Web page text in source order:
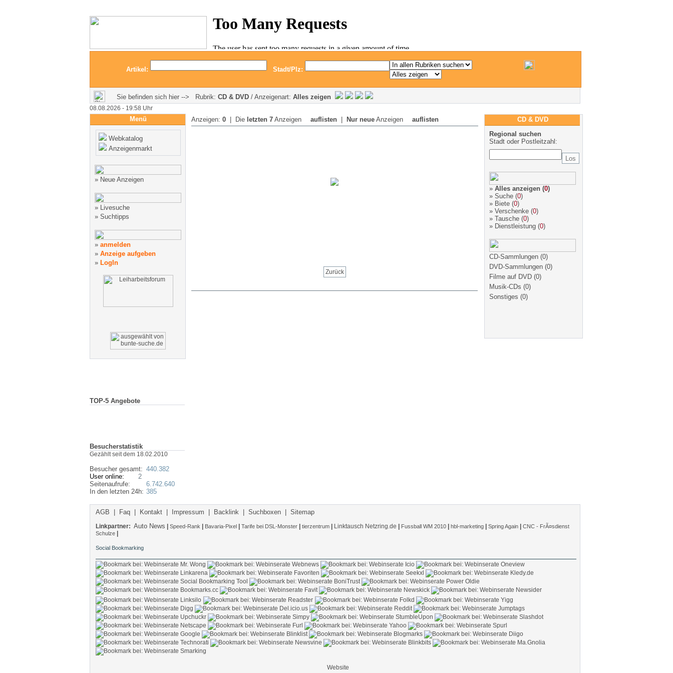
Artikel: Stadt/Plz:
Sie befinden sich hier --> Rubrik: CD & DVD / Anzeigenart: Alles zeigen
08.08.2026 - 19:58 Uhr
Menü
Webkatalog
Anzeigenmarkt
» Neue Anzeigen
» Livesuche
» Suchtipps
» anmelden
» Anzeige aufgeben
» LogIn
TOP-5 Angebote
Besucherstatistik
Gezählt seit dem 18.02.2010
Besucher gesamt:
User online: 2
Seitenaufrufe:
In den letzten 24h:
440.382
6.742.640
385
Anzeigen: 0 | Die letzten 7 Anzeigen auflisten Nur neue Anzeigen auflisten
Zurück
CD & DVD
Regional suchen
Stadt oder Postleitzahl:
» Alles anzeigen (0)
» Suche (0)
» Biete (0)
» Verschenke (0)
» Tausche (0)
» Dienstleistung (0)
CD-Sammlungen (0)
DVD-Sammlungen (0)
Filme auf DVD (0)
Musik-CDs (0)
Sonstiges (0)
AGB Faq Kontakt Impressum Backlink Suchboxen Sitemap
Linkpartner: Auto News Speed-Rank Bavaria-Pixel Tarife bei DSL-Monster tierzentrum Linktausch Netzring.de Fussball WM 2010 hbl-marketing Spring Again
CNC - FrÃ¤sdienst
Schulze
Social Bookmarking